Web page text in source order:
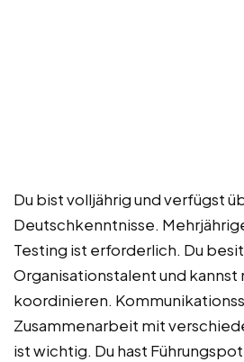
Du bist volljährig und verfügst
Deutschkenntnisse.
Testing ist erforderlich. Du
Organisationstalent und
koordinieren.
Zusammenarbeit mit
ist wichtig. Du hast